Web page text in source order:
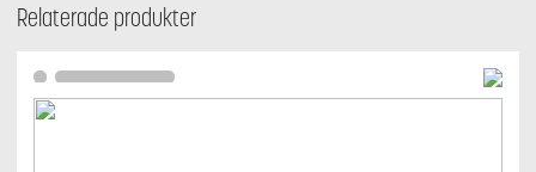
Relaterade produkter